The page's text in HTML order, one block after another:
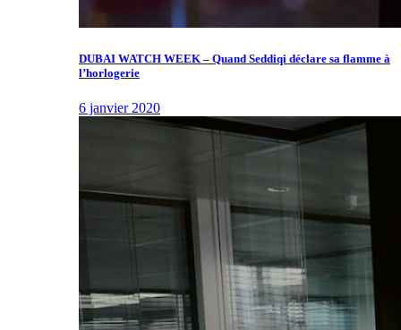
DUBAI WATCH WEEK – Quand Seddiqi déclare sa flamme à
l’horlogerie
6 janvier 2020